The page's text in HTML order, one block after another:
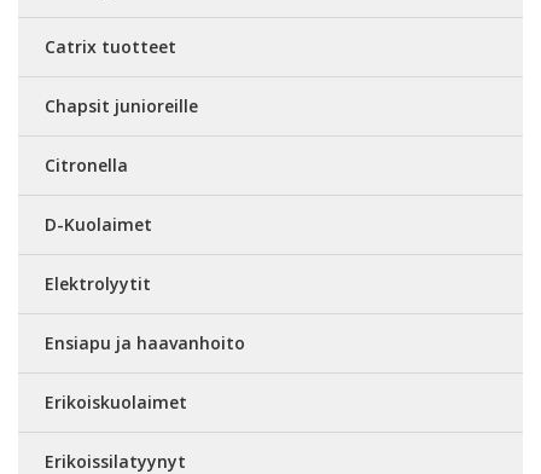
Catrix tuotteet
Chapsit junioreille
Citronella
D-Kuolaimet
Elektrolyytit
Ensiapu ja haavanhoito
Erikoiskuolaimet
Erikoissilatyynyt